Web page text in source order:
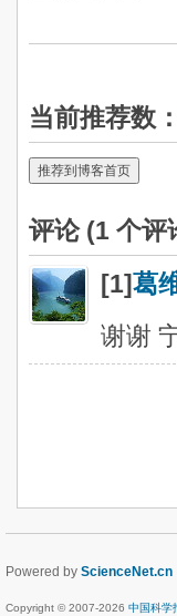
当前推荐数：
推荐到博客首页
评论 (1 个评
[1]葛
谢谢
Powered by ScienceNet.cn
Copyright © 2007-2026 中国科学